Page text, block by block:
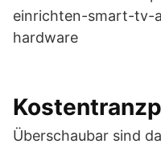
Überschaubar sind